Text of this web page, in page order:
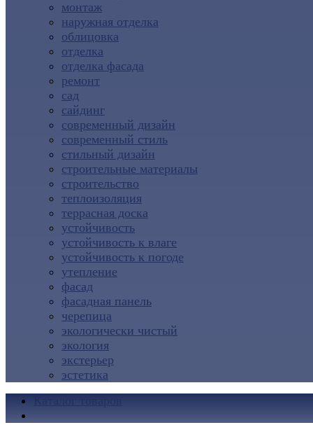
монтаж
наружная отделка
облицовка
отделка
отделка фасада
ремонт
сад
сайдинг
современный дизайн
современный стиль
стильный дизайн
строительные материалы
строительство
теплоизоляция
террасная доска
устойчивость
устойчивость к влаге
устойчивость к погоде
утепление
фасад
фасадная панель
черепица
экологически чистый
экология
экстерьер
эстетика